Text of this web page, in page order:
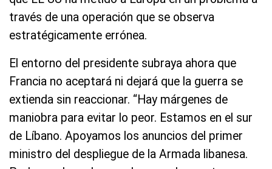
través de una operación que se observa
estratégicamente errónea.
El entorno del presidente subraya ahora que
Francia no aceptará ni dejará que la guerra se
extienda sin reaccionar. “Hay márgenes de
maniobra para evitar lo peor. Estamos en el sur
de Líbano. Apoyamos los anuncios del primer
ministro del despliegue de la Armada libanesa.